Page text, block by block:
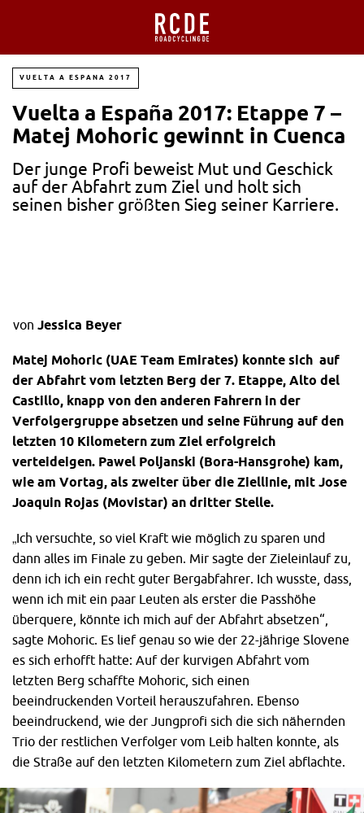
VUELTA A ESPANA 2017
Vuelta a España 2017: Etappe 7 –
Matej Mohoric gewinnt in Cuenca
Der junge Profi beweist Mut und Geschick
auf der Abfahrt zum Ziel und holt sich
seinen bisher größten Sieg seiner Karriere.
von Jessica Beyer
Matej Mohoric (UAE Team Emirates) konnte sich auf
der Abfahrt vom letzten Berg der 7. Etappe, Alto del
Castillo, knapp von den anderen Fahrern in der
Verfolgergruppe absetzen und seine Führung auf den
letzten 10 Kilometern zum Ziel erfolgreich
verteideigen. Pawel Poljanski (Bora-Hansgrohe) kam,
wie am Vortag, als zweiter über die Ziellinie, mit Jose
Joaquin Rojas (Movistar) an dritter Stelle.
„Ich versuchte, so viel Kraft wie möglich zu sparen und
dann alles im Finale zu geben. Mir sagte der Zieleinlauf zu,
denn ich ich ein recht guter Bergabfahrer. Ich wusste, dass,
wenn ich mit ein paar Leuten als erster die Passhöhe
überquere, könnte ich mich auf der Abfahrt absetzen“,
sagte Mohoric. Es lief genau so wie der 22-jährige Slovene
es sich erhofft hatte: Auf der kurvigen Abfahrt vom
letzten Berg schaffte Mohoric, sich einen
beeindruckenden Vorteil herauszufahren. Ebenso
beeindruckend, wie der Jungprofi sich die sich nähernden
Trio der restlichen Verfolger vom Leib halten konnte, als
die Straße auf den letzten Kilometern zum Ziel abflachte.